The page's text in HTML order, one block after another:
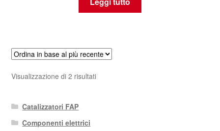
Visualizzazione di 2 risultatiOrdina
Catalizzatori FAP
Componenti elettrici